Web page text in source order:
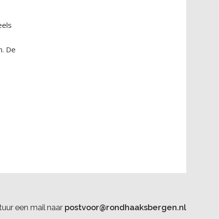
De
een mail naarpostvoor@rondhaaksbergen.nl